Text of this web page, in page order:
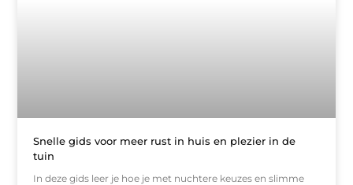
Snelle gids voor meer rust in huis en plezier in de
tuin
In deze gids leer je hoe je met nuchtere keuzes en slimme